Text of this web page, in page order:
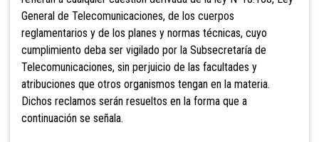
General de Telecomunicaciones, de los cuerpos
reglamentarios y de los planes y normas técnicas, cuyo
cumplimiento deba ser vigilado por la Subsecretaría de
Telecomunicaciones, sin perjuicio de las facultades y
atribuciones que otros organismos tengan en la materia.
Dichos reclamos serán resueltos en la forma que a
continuación se señala.